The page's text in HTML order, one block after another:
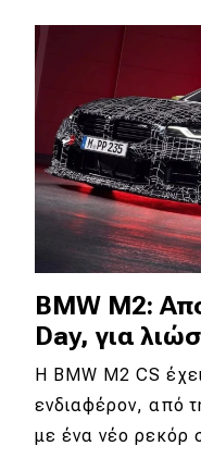
Αγορά
Απόψεις
Test Drive
Δοκιμή
Αποστολή
Συγκρίνουμε
Αγώνες
Formula 1
BMW M2:
Day, για
Η BMW M2 CS
ενδιαφέρον, από
με ένα νέο ρεκόρ